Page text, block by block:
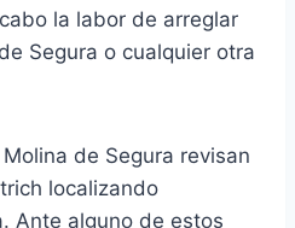
la labor de arreglar
Segura o cualquier otra
de Segura revisan
localizando
Ante alguno de estos